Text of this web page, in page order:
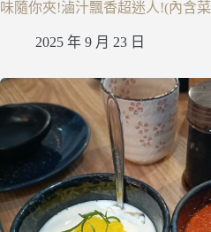
味隨你夾!滷汁飄香超迷人!(內含
2025 年 9 月 23 日